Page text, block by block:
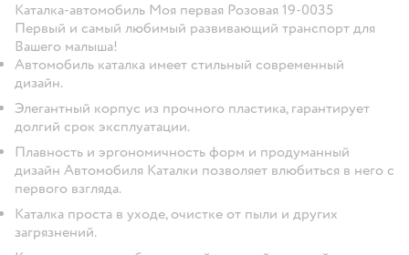
Каталка-автомобиль Моя первая Розовая 19-0035
Первый и самый любимый развивающий транспорт для
Вашего малыша!
Автомобиль каталка имеет стильный современный
дизайн.
Элегантный корпус из прочного пластика, гарантирует
долгий срок эксплуатации.
Плавность и эргономичность форм и продуманный
дизайн Автомобиля Каталки позволяет влюбиться в него с
первого взгляда.
Каталка проста в уходе, очистке от пыли и других
загрязнений.